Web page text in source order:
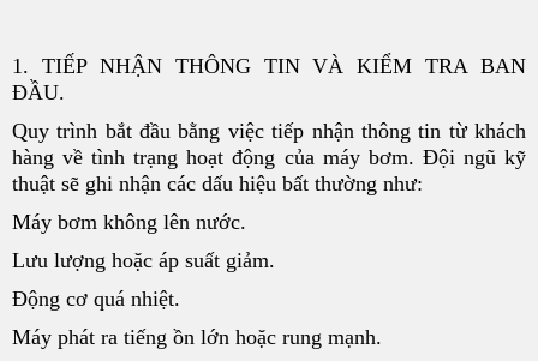
1. TIẾP NHẬN THÔNG TIN VÀ KIỂM TRA BAN
ĐẦU.
Quy trình bắt đầu bằng việc tiếp nhận thông tin từ khách
hàng về tình trạng hoạt động của máy bơm. Đội ngũ kỹ
thuật sẽ ghi nhận các dấu hiệu bất thường như:
Máy bơm không lên nước.
Lưu lượng hoặc áp suất giảm.
Động cơ quá nhiệt.
Máy phát ra tiếng ồn lớn hoặc rung mạnh.